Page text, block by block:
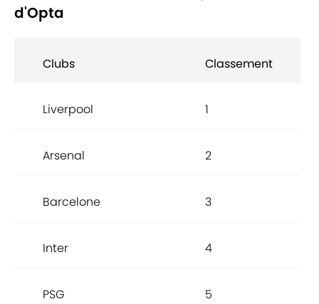
d'Opta
Clubs Classement
Liverpool 1
Arsenal 2
Barcelone 3
Inter 4
PSG 5